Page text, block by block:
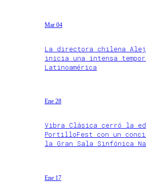
Mar 04
La directora chilena
inicia una intensa
Latinoamérica
Ene 28
Vibra Clásica cerró la
PortilloFest con un
la Gran Sala Sinfónica
Ene 17